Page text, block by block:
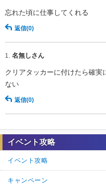
忘れた頃に仕事してくれる
返信(0)
1. 名無しさん
クリアタッカーに付けたら確実
ない
返信(0)
イベント攻略
イベント攻略
キャンペーン